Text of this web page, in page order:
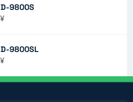
9800S
¥
9800SL
¥